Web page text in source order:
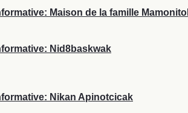
Maison de la famille
Nid8baskwak
Nikan Apinotcicak